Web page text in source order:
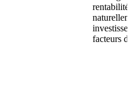
rentabilité
facteurs